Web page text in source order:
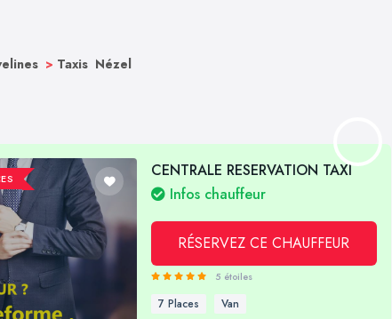
> Taxis Nézel
CENTRALE RESERVATION TAXI
Infos chauffeur
RÉSERVEZ CE CHAUFFEUR
5 étoiles
7 Places Van